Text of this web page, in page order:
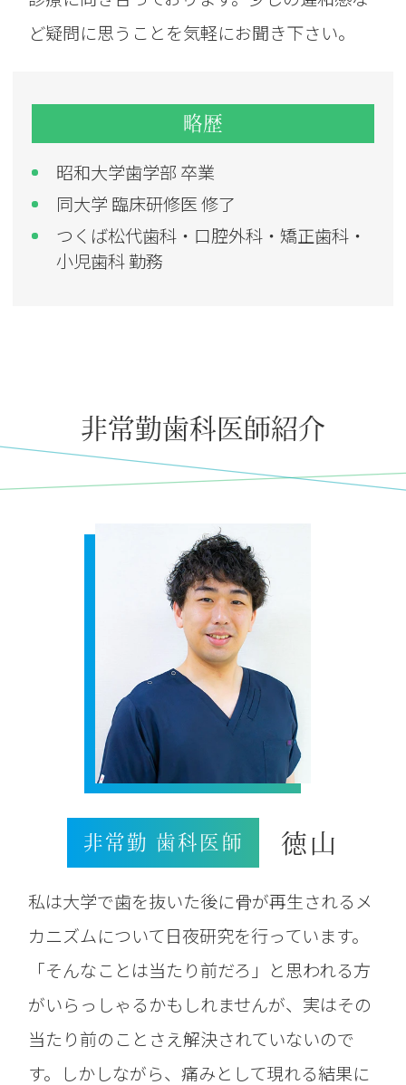
ど疑問に思うことを気軽にお聞き下さい。
略歴
昭和大学歯学部 卒業
同大学 臨床研修医 修了
つくば松代歯科・口腔外科・矯正歯科・
小児歯科 勤務
非常勤歯科医師紹介
非常勤 歯科医師 徳山
私は大学で歯を抜いた後に骨が再生されるメ
カニズムについて日夜研究を行っています。
「そんなことは当たり前だろ」と思われる方
がいらっしゃるかもしれませんが、実はその
当たり前のことさえ解決されていないので
す。しかしながら、痛みとして現れる結果に